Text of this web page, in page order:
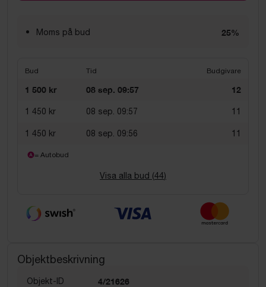
Moms på bud 25%
Bud Tid Budgivare
1 500 kr 08 sep. 09:57 12
1 450 kr 08 sep. 09:57 11
1 450 kr 08 sep. 09:56 11
= Autobud
Visa alla bud (44)
Objektbeskrivning
Objekt-ID 4/21626